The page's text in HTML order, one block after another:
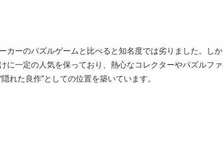
カーのパズルゲームと比べると知名度では劣りました。しか
に一定の人気を保っており、熱心なコレクターやパズルフ
れた良作”としての位置を築いています。